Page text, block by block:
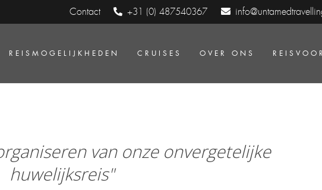
Contact +31 (0) 487540367
REISMOGELIJKHEDEN CRUISES OVER ONS
van onze onvergetelijke
huwelijksreis"